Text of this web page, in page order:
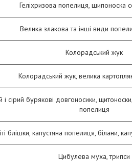
Геліхризова попелиця, шипоноска
Велика злакова та інші види
Колорадський жук
Колорадський жук, велика
і сірий бурякові довгоносики,
попелиця
блішки, капустяна попелиця, білани,
Цибулева муха, трипси